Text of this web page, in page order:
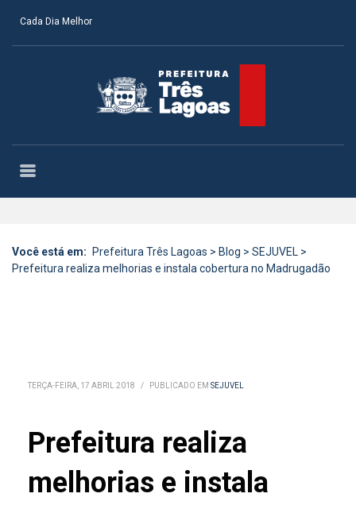
Cada Dia Melhor
Você está em: Prefeitura Três Lagoas > Blog > SEJUVEL >
Prefeitura realiza melhorias e instala cobertura no Madrugadão
TERÇA-FEIRA, 17 ABRIL 2018 / PUBLICADO EM SEJUVEL
Prefeitura realiza
melhorias e instala